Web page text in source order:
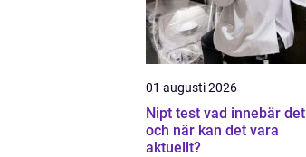
01 augusti 2026
Nipt test vad innebär det
och när kan det vara
aktuellt?